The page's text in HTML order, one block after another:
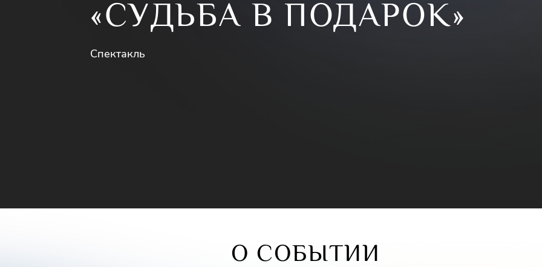
«СУДЬБА В ПОДАРОК»
Спектакль
О СОБЫТИИ